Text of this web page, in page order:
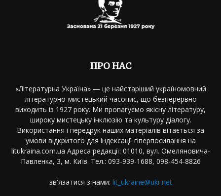
ПРО НАС
«Літературна Україна» — це найстаріший україномовний
літературно-мистецький часопис, що безперервно
виходить із 1927 року. Ми пропагуємо якісну літературу,
широку мистецьку інклюзію та культуру діалогу.
Використання і передрук наших матеріалів вітається за
умови відкритого для індексації гіперпосилання на
litukraina.com.ua Адреса редакції: 01010, вул. Омеляновича-
Павленка, 3, м. Київ. Тел.: 093-939-1688, 098-454-8826
зв'язатися з нами: lit_ukraine@ukr.net